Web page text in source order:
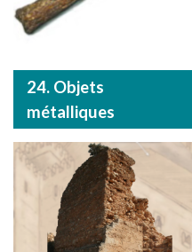
24. Objets
métalliques